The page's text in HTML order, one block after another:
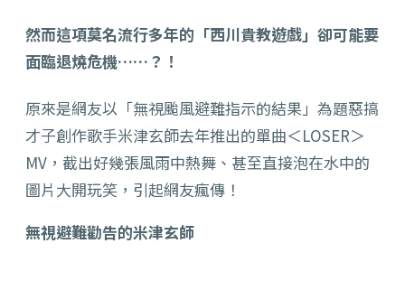
然而這項莫名流行多年的「西川貴教遊戲」卻可能要
面臨退燒危機……？！
原來是網友以「無視颱風避難指示的結果」為題惡搞
才子創作歌手米津玄師去年推出的單曲＜LOSER＞
MV，截出好幾張風雨中熱舞、甚至直接泡在水中的
圖片大開玩笑，引起網友瘋傳！
無視避難勸告的米津玄師